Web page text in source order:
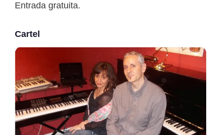
Entrada gratuita.
Cartel